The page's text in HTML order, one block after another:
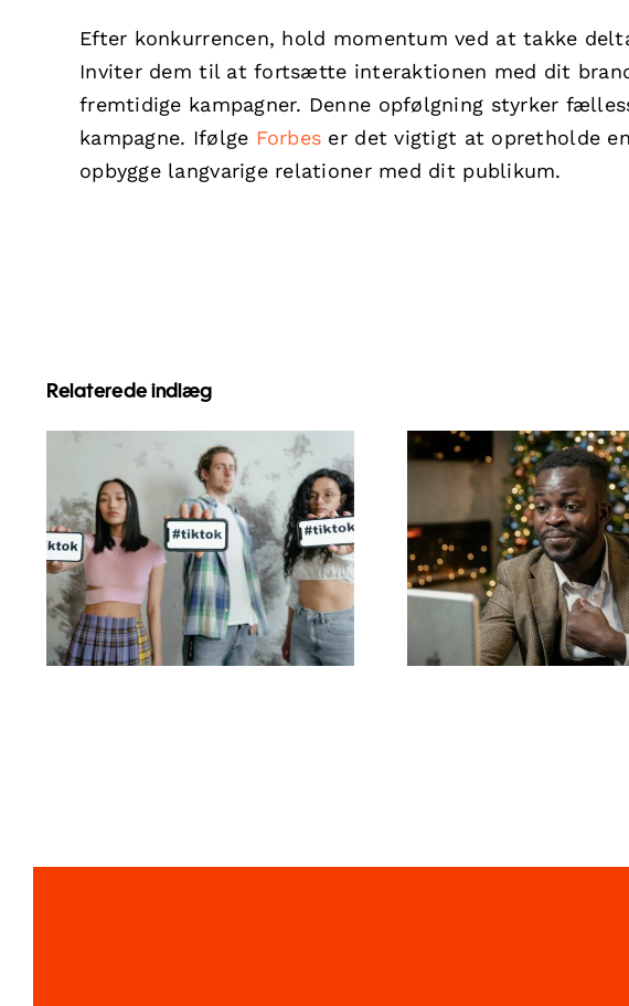
Efter konkurrencen, hold momentum ved at takke
Inviter dem til at fortsætte interaktionen med dit
fremtidige kampagner. Denne opfølgning styrker
kampagne. Ifølge Forbes er det vigtigt at opretholde
opbygge langvarige relationer med dit publikum.
Relaterede indlæg
De bedste video-
redigeringsapps til at
skabe TikTok
mesterværker
Sådan skjuler
følgere på
for at
privatlivet